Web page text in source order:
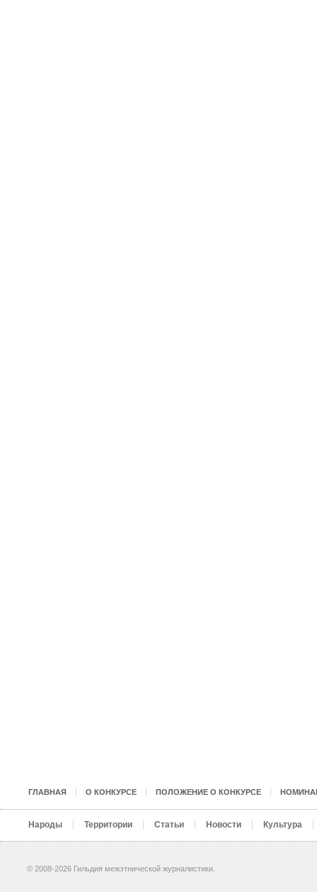
ГЛАВНАЯ О КОНКУРСЕ ПОЛОЖЕНИЕ О КОНКУРСЕ
Народы Территории Статьи Новости Культура
© 2008-2026 Гильдия межэтнической журналистики.